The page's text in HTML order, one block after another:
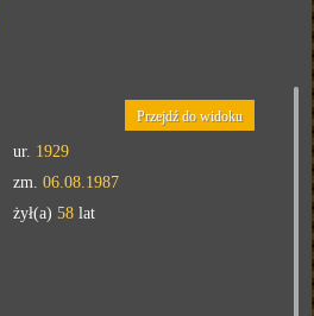
Przejdź do widoku
ur. 1929
zm.06.08.1987
żył(a)58 lat